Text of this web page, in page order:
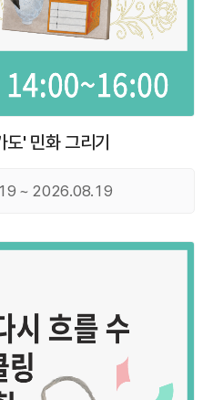
' 민화 그리기
~ 2026.08.19